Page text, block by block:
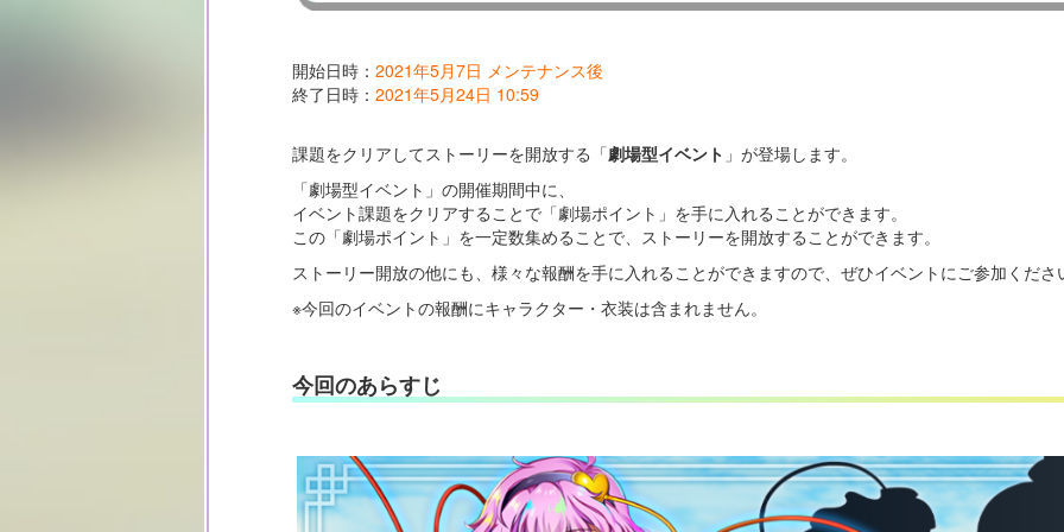
開始日時： 2021年5月7日 メンテナンス後
終了日時： 2021年5月24日 10:59
課題をクリアしてストーリーを開放する「劇場型イベント 」が登場します。
「劇場型イベント」の開催期間中に、
イベント課題をクリアすることで「劇場ポイント」を手に入れることができます。
この「劇場ポイント」を一定数集めることで、ストーリーを開放することができます。
ストーリー開放の他にも、様々な報酬を手に入れることができますので、ぜひイベントにご参加くださ
※今回のイベントの報酬にキャラクター・衣装は含まれません。
今回のあらすじ